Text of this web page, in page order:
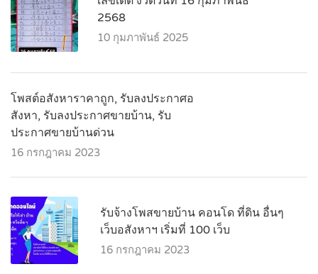
2568
10 กุมภาพันธ์ 2025
โพสต์อสังหาราคาถูก, รับลงประกาศอ
สังหา, รับลงประกาศขายบ้าน, รับ
ประกาศขายบ้านด่วน
16 กรกฎาคม 2023
รับจ้างโพสขายบ้าน คอนโด ที่ดิน อื่นๆ
เว็บอสังหาฯ เริ่มที่ 100 เว็บ
16 กรกฎาคม 2023